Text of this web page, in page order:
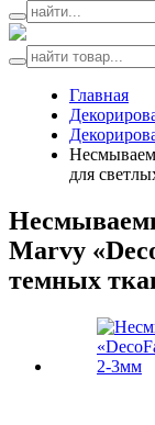
Главная
для
Marvy
темных